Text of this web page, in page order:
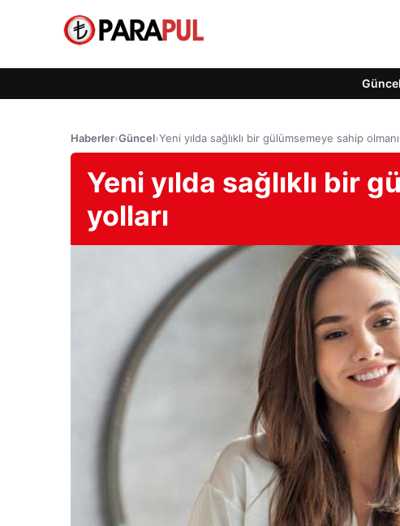
Haberler›Güncel›Yeni yılda sağlıklı bir gülümsemeye sahip
Yeni yılda sağlıklı bir
yolları